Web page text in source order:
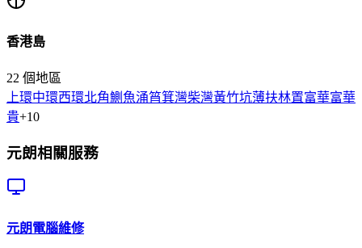
香港島
22 個地區
上環中環西環北角鰂魚涌筲箕灣柴灣黃竹坑薄扶林置富華富華
貴+10
元朗相關服務
元朗電腦維修